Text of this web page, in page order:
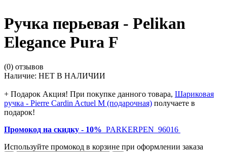
Ручка перьевая - Pelikan
Elegance Pura F
(0) отзывов
Наличие: НЕТ В НАЛИЧИИ
+ Подарок Акция! При покупке данного товара, Шариковая
ручка - Pierre Cardin Actuel M (подарочная) получаете в
подарок!
Промокод на скидку - 10% PARKERPEN_96016
Используйте промокод в корзине при оформлении заказа